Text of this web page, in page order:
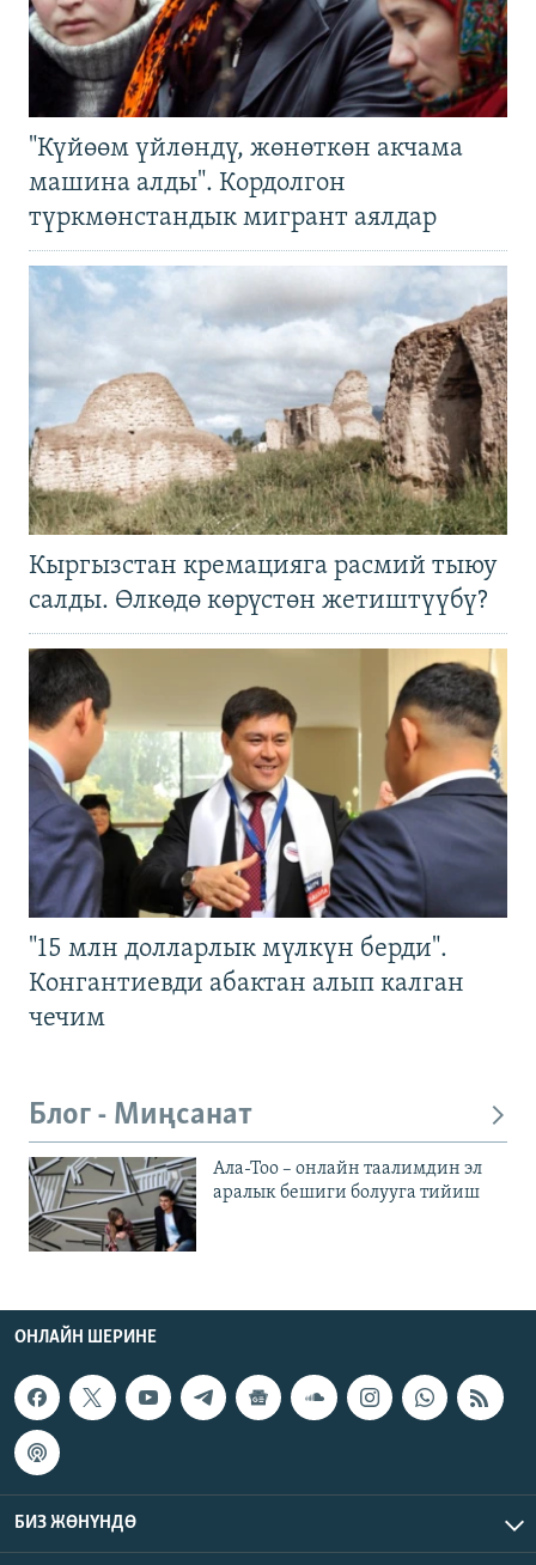
"Күйөөм үйлөндү, жөнөткөн акчама
машина алды". Кордолгон
түркмөнстандык мигрант аялдар
Кыргызстан кремацияга расмий тыюу
салды. Өлкөдө көрүстөн жетиштүүбү?
"15 млн долларлык мүлкүн берди".
Конгантиевди абактан алып калган
чечим
Блог - Миңсанат
Ала-Тоо – онлайн таалимдин эл
аралык бешиги болууга тийиш
ОНЛАЙН ШЕРИНЕ
БИЗ ЖӨНҮНДӨ